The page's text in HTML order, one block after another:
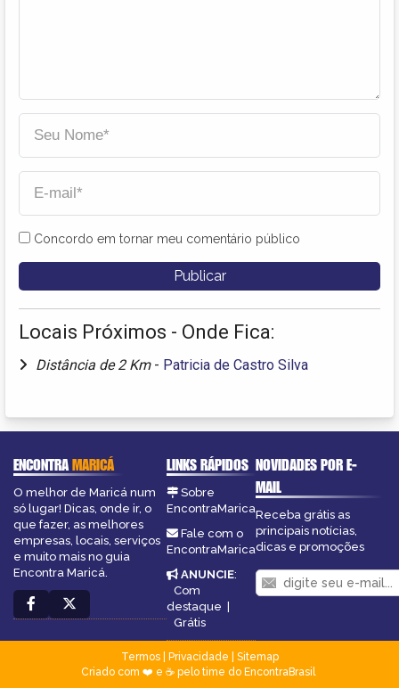
Concordo em tornar meu comentário público
Locais Próximos - Onde Fica:
Distância de 2 Km - Patricia de Castro Silva
ENCONTRAMARICÁ
O melhor de Maricá num
só lugar! Dicas, onde ir, o
que fazer, as melhores
empresas, locais, serviços
e muito mais no guia
Encontra Maricá.
LINKS RÁPIDOS
Sobre
EncontraMarica
Fale com o
EncontraMarica
ANUNCIE:
Com
destaque
Grátis
NOVIDADES POR E-
MAIL
Receba grátis as
principais notícias,
dicas e promoções
Termos| Privacidade
Sitemap
Criado com ❤️ e ☕ pelo time do EncontraBrasil